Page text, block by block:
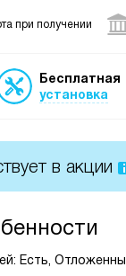
при получении
Бесплатная
установка
в акции
Есть,